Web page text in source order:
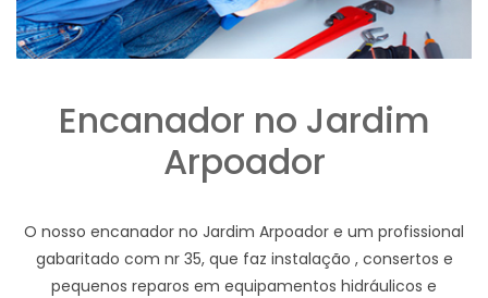
Encanador no Jardim
Arpoador
O nosso encanador no Jardim Arpoador e um profissional
gabaritado com nr 35, que faz instalação , consertos e
pequenos reparos em equipamentos hidráulicos e